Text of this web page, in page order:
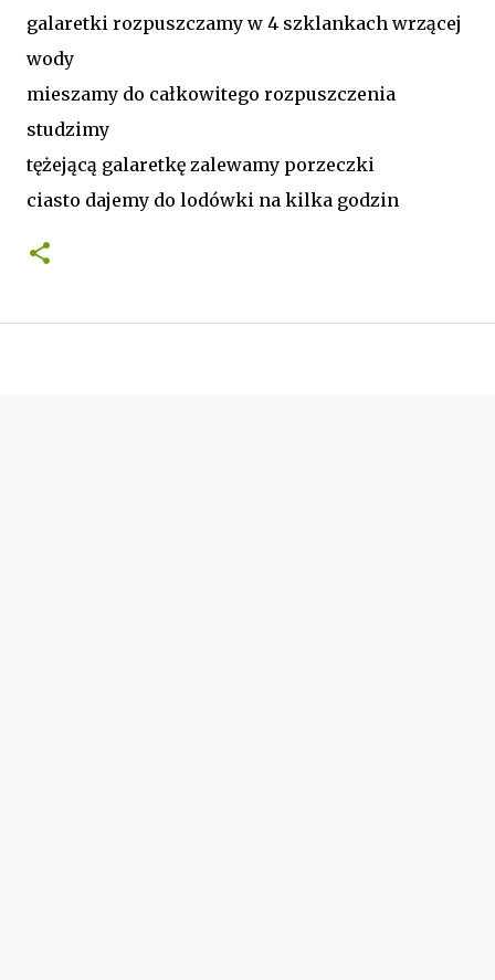
galaretki rozpuszczamy w 4 szklankach wrzącej
wody
mieszamy do całkowitego rozpuszczenia
studzimy
tężejącą galaretkę zalewamy porzeczki
ciasto dajemy do lodówki na kilka godzin